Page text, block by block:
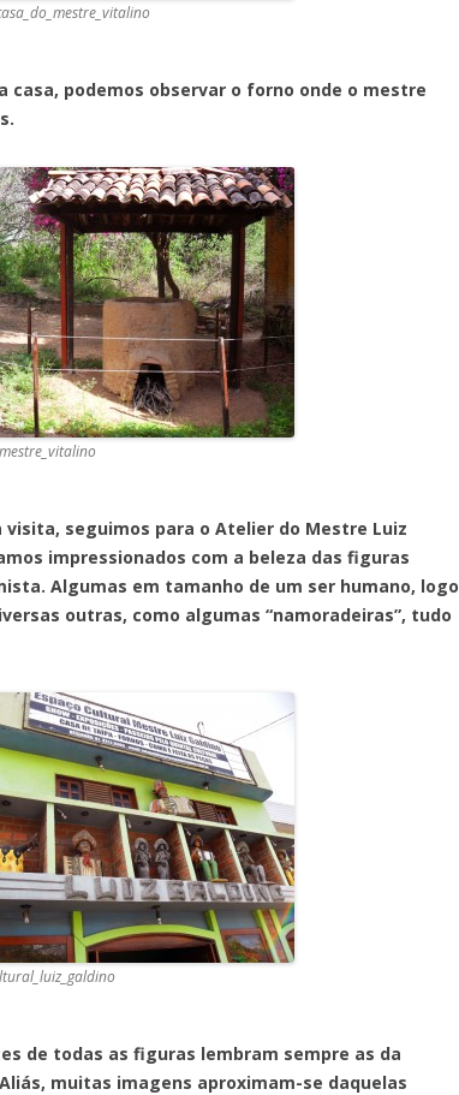
observar o forno onde o mestre
para o Atelier do Mestre Luiz
impressionados com a beleza das figuras
Algumas em tamanho de um ser humano, logo
outras, como algumas “namoradeiras”, tudo
as figuras lembram sempre as da
muitas imagens aproximam-se daquelas